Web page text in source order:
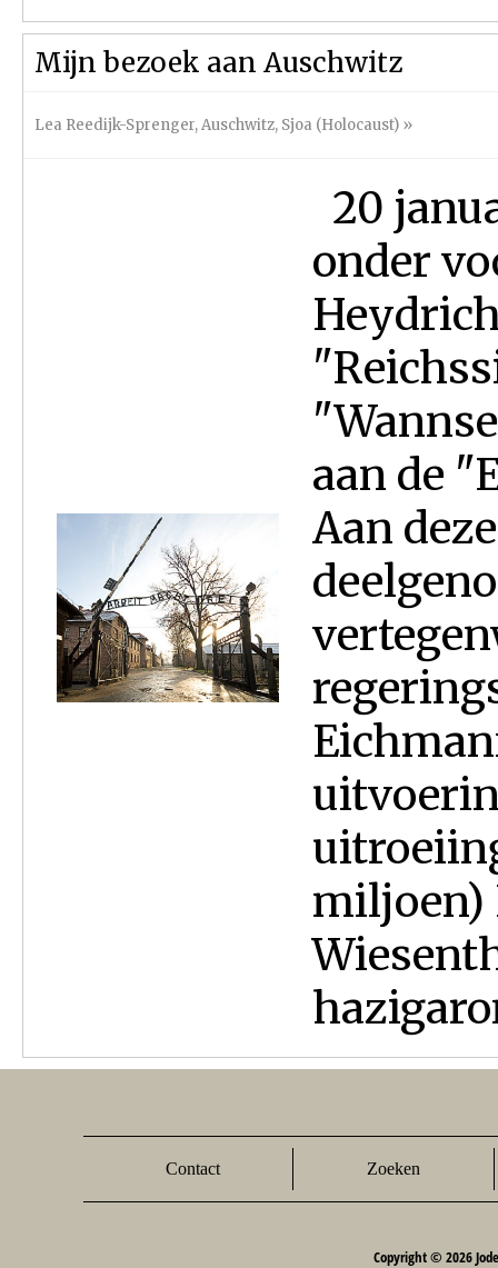
Mijn bezoek aan Auschwitz
Lea Reedijk-Sprenger,Auschwitz, Sjoa (Holocaust) »
20
onder
aan de
Aan
miljoen)
Contact Zoeken
Copyright © 2026